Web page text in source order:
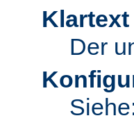
Klartext
Der